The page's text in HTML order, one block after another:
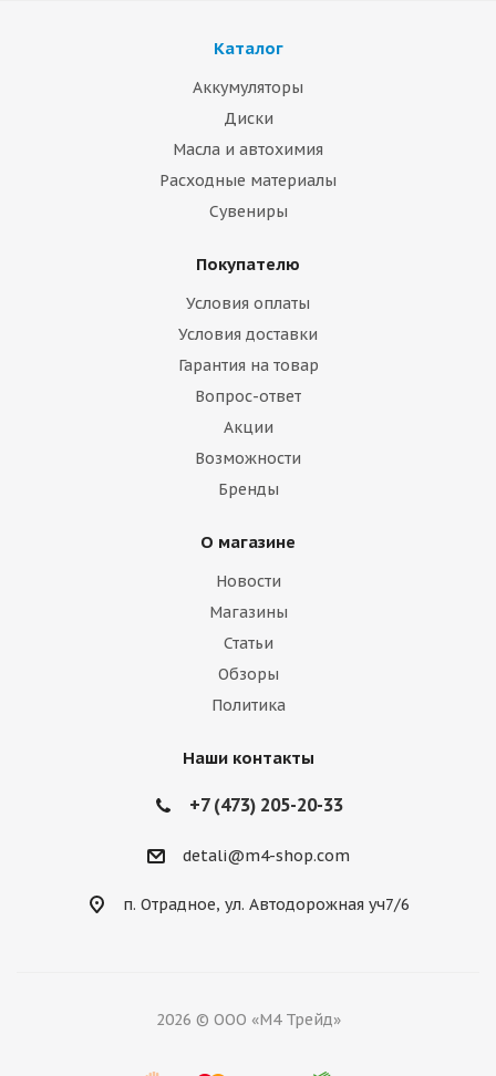
Каталог
Аккумуляторы
Диски
Масла и автохимия
Расходные материалы
Сувениры
Покупателю
Условия оплаты
Условия доставки
Гарантия на товар
Вопрос-ответ
Акции
Возможности
Бренды
О магазине
Новости
Магазины
Статьи
Обзоры
Политика
Наши контакты
+7 (473) 205-20-33
detali@m4-shop.com
п. Отрадное, ул. Автодорожная уч7/6
2026 © ООО «М4 Трейд»